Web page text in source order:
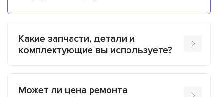
Какие запчасти, детали и
комплектующие вы используете?
Может ли цена ремонта